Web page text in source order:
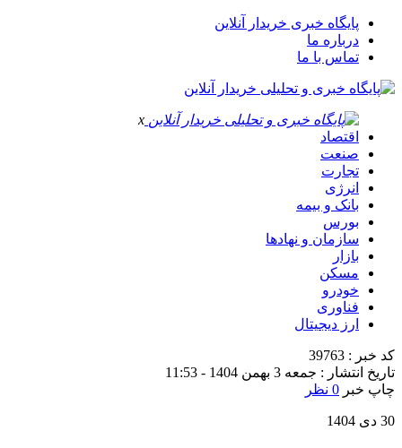
پایگاه خبری خریدار آنلاین
درباره ما
تماس با ما
x
اقتصاد
صنعت
تجارت
انرژی
بانک و بیمه
بورس
سازمان و نهادها
بازار
مسکن
خودرو
فناوری
ارز دیجیتال
کد خبر : 39763
تاریخ انتشار : جمعه 3 بهمن 1404 - 11:53
چاپ خبر 0 نظر
30 دی 1404